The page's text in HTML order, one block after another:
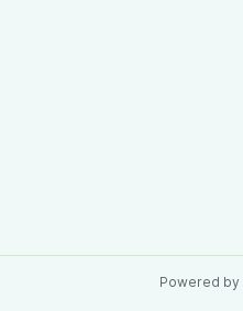
Powered by